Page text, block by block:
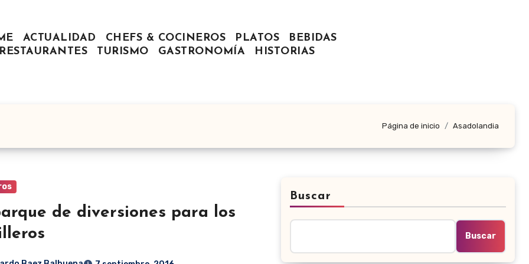
ACTUALIDAD CHEFS & COCINEROS PLATOS
BEBIDAS
RESTAURANTES
TURISMO GASTRONOMÍA HISTORIAS
Página de inicio Asadolandia
de diversiones para los
Buscar
Buscar